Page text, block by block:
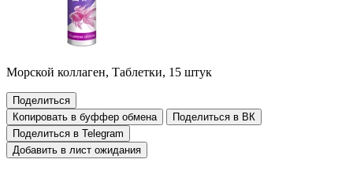
Морской коллаген, Таблетки, 15 штук
Поделиться
Копировать в буффер обмена
Поделиться в ВК
Поделиться в Telegram
Добавить в лист ожидания